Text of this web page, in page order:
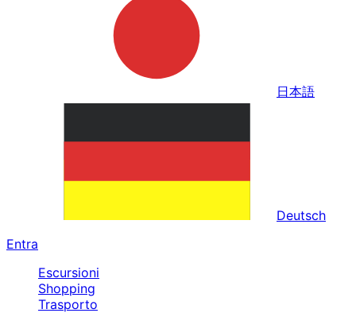
日本語
Deutsch
Entra
Escursioni
Shopping
Trasporto